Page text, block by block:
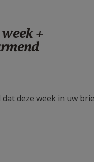
+
deze week in uw